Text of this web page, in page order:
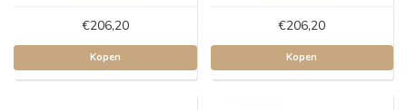
€206,20
Kopen
€206,20
Kopen